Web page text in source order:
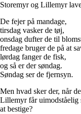
Storemyr og Lillemyr
De fejer på mandage,
tirsdag vasker de tøj,
onsdag dufter de til
fredage bruger de på at
lørdag fanger de fisk,
og så er der søndag.
Søndag ser de fjernsyn.
Men hvad sker der, når
Lillemyr får uimodståelig
at bestige?